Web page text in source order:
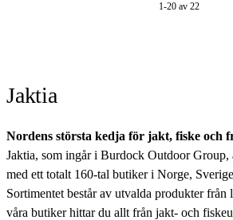
1-20 av 22
Jaktia
Nordens största kedja för jakt, fiske och
Jaktia, som ingår i Burdock Outdoor Group,
med ett totalt 160-tal butiker i Norge,
Sortimentet består av utvalda produkter från
våra butiker hittar du allt från jakt- och